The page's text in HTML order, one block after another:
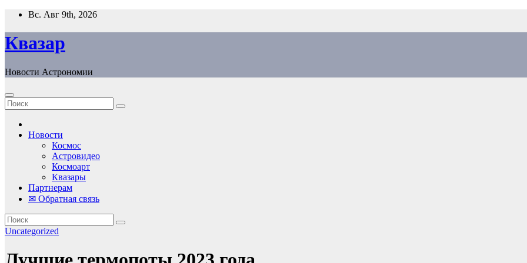
Перейти
содержанию
Вс. Авг 9th, 2026
Квазар
Новости Астрономии
Новости
Космос
Астровидео
Космоарт
Квазары
Партнерам
✉ Обратная связь
Uncategorized